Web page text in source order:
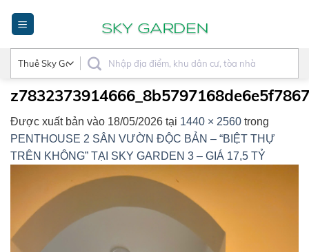
dung
Được xuất bản vào 18/05/2026 tại 1440 × 2560 trong
PENTHOUSE 2 SÂN VƯỜN ĐỘC BẢN – “BIỆT THỰ
TRÊN KHÔNG” TẠI SKY GARDEN 3 – GIÁ 17,5 TỶ